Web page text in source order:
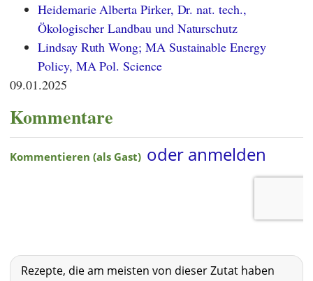
Heidemarie Alberta Pirker, Dr. nat. tech.,
Ökologischer Landbau und Naturschutz
Lindsay Ruth Wong; MA Sustainable Energy
Policy, MA Pol. Science
09.01.2025
Kommentare
Rezepte, die am meisten von dieser Zutat haben